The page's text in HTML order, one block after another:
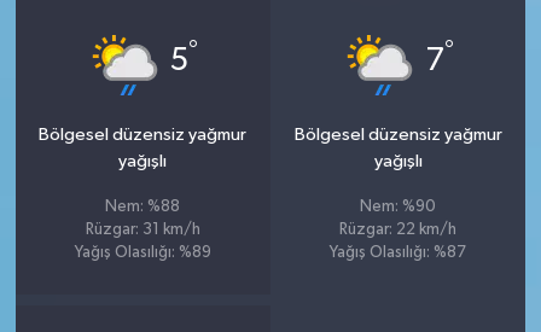
5°
Bölgesel düzensiz yağmur
yağışlı
Nem: %88
Rüzgar: 31 km/h
Yağış Olasılığı: %89
7°
Bölgesel düzensiz yağmur
yağışlı
Nem: %90
Rüzgar: 22 km/h
Yağış Olasılığı: %87